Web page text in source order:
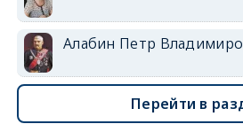
Алабин Петр
Перейти в